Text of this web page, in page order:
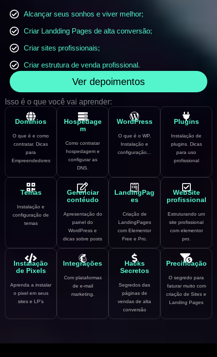
Alcançar seus sonhos e viver melhor;
Criar Landding Pages de alta conversão;
Criar sites profissionais;
Criar estrutura de venda profissional.
Ver depoimentos
Isso é o que você vai aprender:
Domínios
O que é e como
contratar. Dicas
para
Empreendedores
Hospedage
m
Como contratar
hospedagem e
configurar as
DNS.
WordPress
O que é o WP,
Instalação e
configuração...
Plugins
Instalação de
plugins. Dicas
para uso
profissional
Temas
Instalação e
configuração de
temas
Gerenciar
contéudo
Apresentação do
painel do
WordPress e
dicas sobre posts
LandingPag
es
Criação de
LandingPages
com Elementor
Free e Pro.
WebSite
profissional
Estruturando um
site profissional
com elementor
pro.
Instalação
de Pixels
Aprenda a instalar
o pixel em seus
sites e LP's
Integrações
Com plataformas
de e-mail
marketing.
Hacks
Secretos
Segredos das
páginas de
vendas de alta
conversão
Precificação
O segredo para
faturar muito com
criação de Sites e
Landing Pages